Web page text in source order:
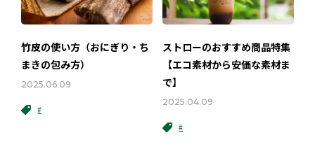
竹皮の使い方（おにぎり・ち
まきの包み方）
2025.06.09
#
ストローのおすすめ商品特集
【エコ素材から安価な素材ま
で】
2025.04.09
#